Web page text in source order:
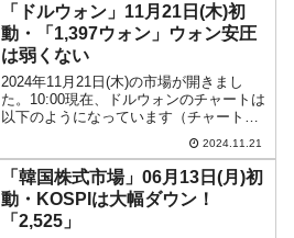
「ドルウォン」11月21日(木)初
動・「1,397ウォン」ウォン安圧
は弱くない
2024年11月21日(木)の市場が開きまし
た。10:00現在、ドルウォンのチャートは
以下のようになっています（チャートは
『Investing.com』より引用）。これから
ローソク足の調整が入るかもしれません
が、前日は結局陽線となり、本日は...
2024.11.21
「韓国株式市場」06月13日(月)初
動・KOSPIは大幅ダウン！
「2,525」